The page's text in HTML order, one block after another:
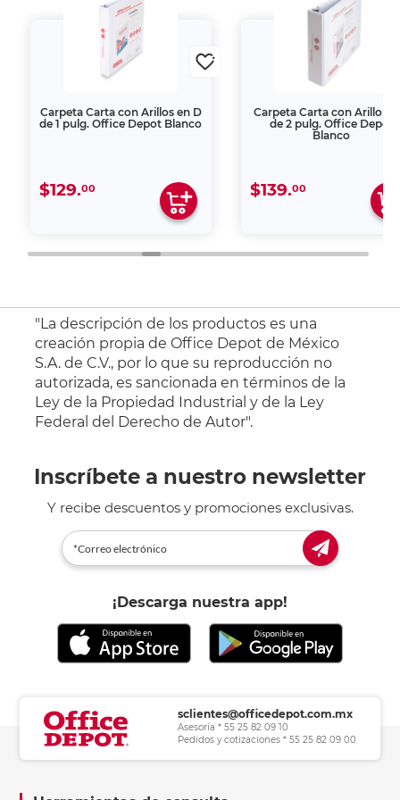
Carpeta Carta con Arillos en D
de 1 pulg. Office Depot Blanco
$129.00
Carpeta Carta con Arillo en
de 2 pulg. Office Depot
Blanco
$139.00
"La descripción de los productos es una
creación propia de Office Depot de México
S.A. de C.V., por lo que su reproducción no
autorizada, es sancionada en términos de la
Ley de la Propiedad Industrial y de la Ley
Federal del Derecho de Autor".
Inscríbete a nuestro newsletter
Y recibe descuentos y promociones exclusivas.
¡Descarga nuestra app!
sclientes@officedepot.com.mx
Asesoría * 55 25 82 09 10
Pedidos y cotizaciones * 55 25 82 09 00